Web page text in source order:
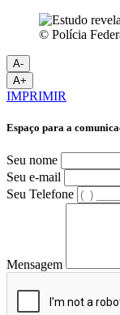
© Polícia
A-
A+
IMPRIMIR
Espaço para a
Seu nome
Seu e-mail
Seu Telefone
Mensagem